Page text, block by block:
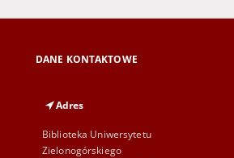
DANE KONTAKTOWE
Adres
Biblioteka Uniwersytetu
Zielonogórskiego